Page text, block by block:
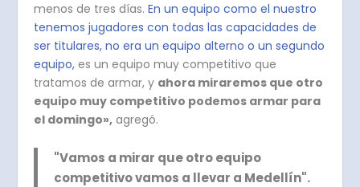
menos de tres días.En un equipo como el nuestro
tenemos jugadores con todas las capacidades de
ser titulares, no era un equipo alterno o un segundo
equipo, es un equipo muy competitivo que
tratamos de armar, y ahora miraremos que otro
equipo muy competitivo podemos armar para
el domingo», agregó.
"Vamos a mirar que otro equipo
competitivo vamos a llevar a Medellín".